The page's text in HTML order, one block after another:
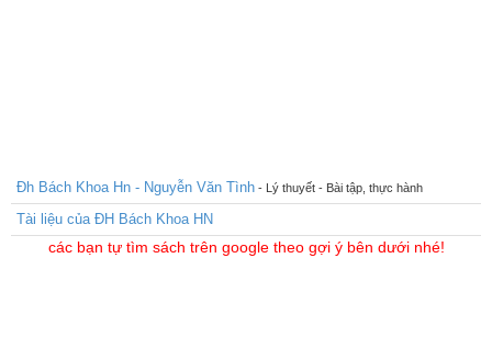
Đh Bách Khoa Hn - Nguyễn Văn Tình - Lý thuyết - Bài tập, thực hành
Tài liệu của ĐH Bách Khoa HN
các bạn tự tìm sách trên google theo gợi ý bên dưới nhé!